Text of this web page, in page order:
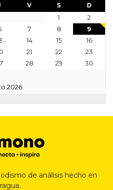
2026
V S D
1
2
7 8
9
14 15
16
21 22
23
28 29
30
de análisis hecho en